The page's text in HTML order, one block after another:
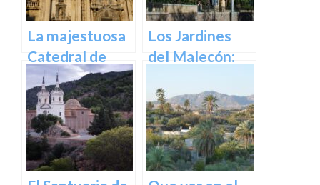
Murcia
La majestuosa
Catedral de
Murcia: un
tesoro
arquitectónico
y cultural
Los Jardines
del Malecón:
Ciudad.